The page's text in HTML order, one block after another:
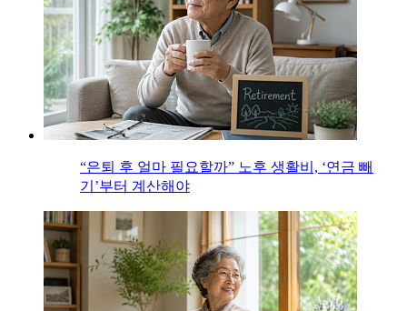
“은퇴 후 얼마 필요할까” 노후 생활비, ‘연금 빼
기’부터 계산해야